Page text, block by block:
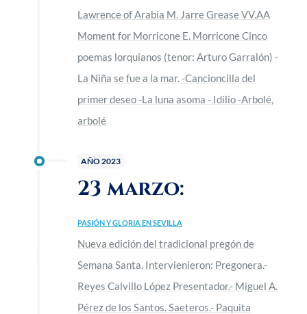
Lawrence of Arabia M. Jarre Grease VV.AA
Moment for Morricone E. Morricone Cinco
poemas lorquianos (tenor: Arturo Garralón) -
La Niña se fue a la mar. -Cancioncilla del
primer deseo -La luna asoma - Idilio -Arbolé,
arbolé
AÑO 2023
23 marzo:
PASIÓN Y GLORIA EN SEVILLA
Nueva edición del tradicional pregón de
Semana Santa. Intervienieron: Pregonera.-
Reyes Calvillo López Presentador.- Miguel A.
Pérez de los Santos. Saeteros.- Paquita